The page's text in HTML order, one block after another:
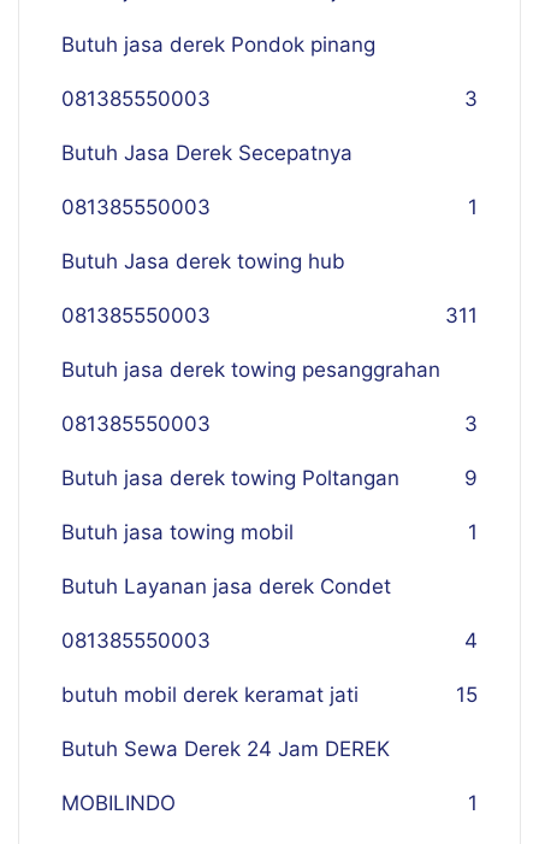
Butuh jasa derek Pondok pinang
081385550003 3
Butuh Jasa Derek Secepatnya
081385550003 1
Butuh Jasa derek towing hub
081385550003 311
Butuh jasa derek towing pesanggrahan
081385550003 3
Butuh jasa derek towing Poltangan 9
Butuh jasa towing mobil 1
Butuh Layanan jasa derek Condet
081385550003 4
butuh mobil derek keramat jati 15
Butuh Sewa Derek 24 Jam DEREK
MOBILINDO 1